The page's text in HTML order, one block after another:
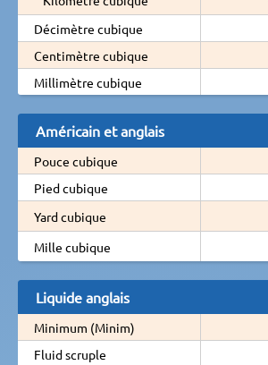
Décimètre cubique
Centimètre cubique
Millimètre cubique
Américain et anglais
Pouce cubique
Pied cubique
Yard cubique
Mille cubique
Liquide anglais
Minimum (Minim)
Fluid scruple